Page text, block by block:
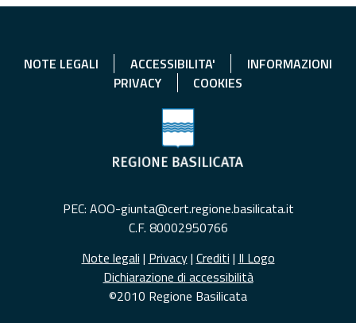
NOTE LEGALI ACCESSIBILITA'
INFORMAZIONI
PRIVACY
COOKIES
PEC: AOO-giunta@cert.regione.basilicata.it
C.F. 80002950766
Note legali | Privacy| Crediti | Il Logo
Dichiarazione di accessibilità
©2010 Regione Basilicata